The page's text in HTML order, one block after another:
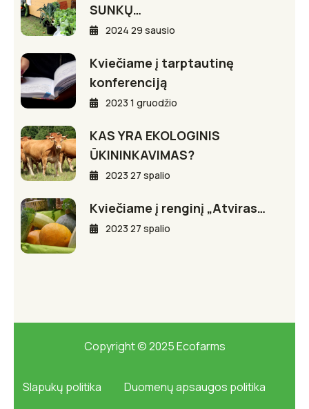
SUNKŲ…
2024 29 sausio
Kviečiame į tarptautinę
konferenciją
2023 1 gruodžio
KAS YRA EKOLOGINIS
ŪKININKAVIMAS?
2023 27 spalio
Kviečiame į renginį „Atviras…
2023 27 spalio
Copyright © 2025 Ecofarms
Slapukų politika
Duomenų apsaugos politika